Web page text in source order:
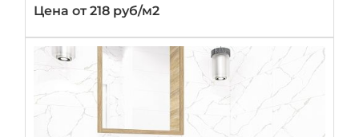
Цена от 218 руб/м2